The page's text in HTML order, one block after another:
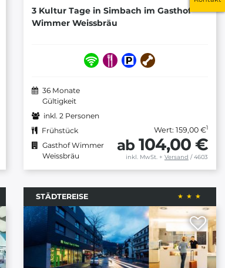
3 Kultur Tage in Simbach im Gasthof
Wimmer Weissbräu
36 Monate
Gültigkeit
inkl. 2 Personen
Frühstück
Gasthof Wimmer
Weissbräu
Wert: 159,00 €1
ab 104,00 €
inkl. MwSt. + Versand / 4603
STÄDTEREISE